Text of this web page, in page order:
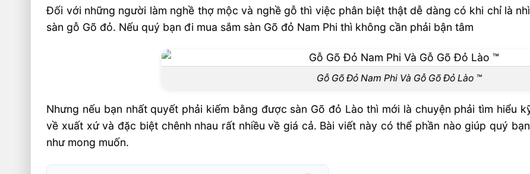
Đối với những người làm nghề thợ mộc và nghề gỗ thì việc phân biệt thật dễ dàng có khi chỉ là
sàn gỗ Gõ đỏ. Nếu quý bạn đi mua sắm sàn Gõ đỏ Nam Phi thì không cần phải bận tâm
Gỗ Gõ Đỏ Nam Phi Và Gỗ Gõ Đỏ Lào ™
Nhưng nếu bạn nhất quyết phải kiếm bằng được sàn Gõ đỏ Lào thì mới là chuyện phải tìm hiểu
về xuất xứ và đặc biệt chênh nhau rất nhiều về giá cả. Bài viết này có thể phần nào giúp quý
như mong muốn.